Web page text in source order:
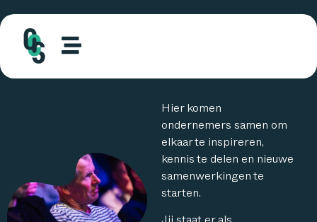
Hier komen
ondernemers samen om
elkaar te inspireren,
kennis te delen en nieuwe
samenwerkingen te
starten.